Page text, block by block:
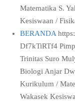
Matematika S.
Kesiswaan /
BERANDA
Df7kTiRTf4
Trinitas Suro
Biologi Anjar
Kurikulum /
Wakasek